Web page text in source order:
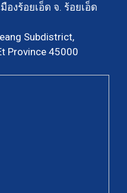
องร้อยเอ็ด จ. ร้อยเอ็ด
Subdistrict,
Province 45000